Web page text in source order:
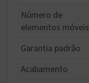
Número de
elementos móveis
Garantia padrão
Acabamento